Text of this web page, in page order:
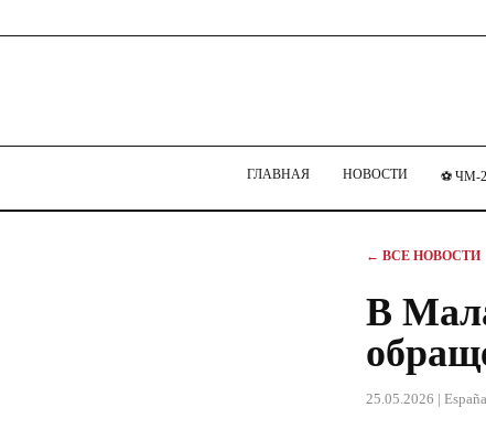
ГЛАВНАЯ НОВОСТИ ⚽ ЧМ-
← ВСЕ НОВОСТИ
В
25.05.2026 |